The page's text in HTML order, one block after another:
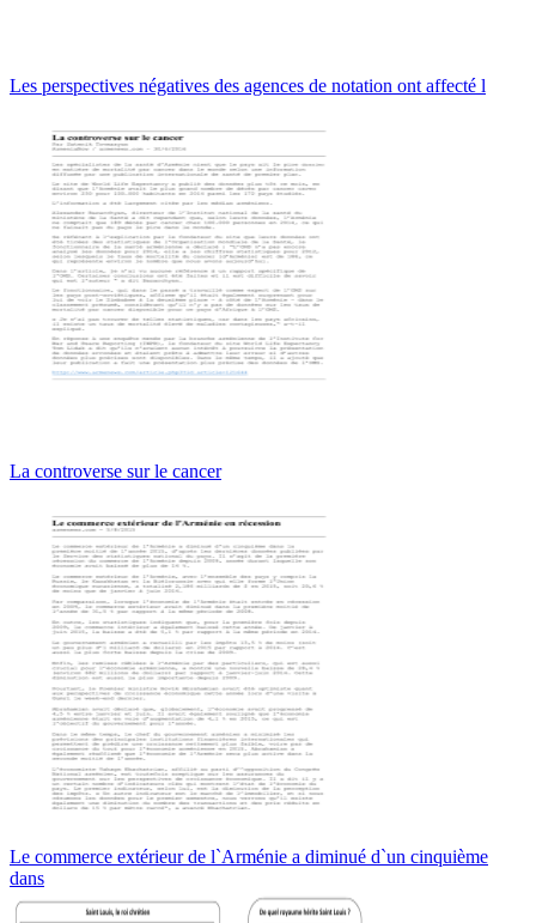
Les perspectives négatives des agences de notation ont affecté l
La controverse sur le cancer
Le commerce extérieur de l`Arménie a diminué d`un cinquième
dans